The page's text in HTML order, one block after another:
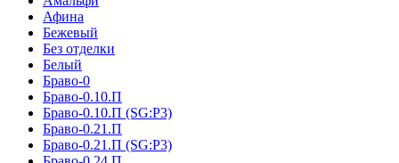
Афина
Бежевый
Без отделки
Белый
Браво-0
Браво-0.10.П
Браво-0.10.П (SG:P3)
Браво-0.21.П
Браво-0.21.П (SG:P3)